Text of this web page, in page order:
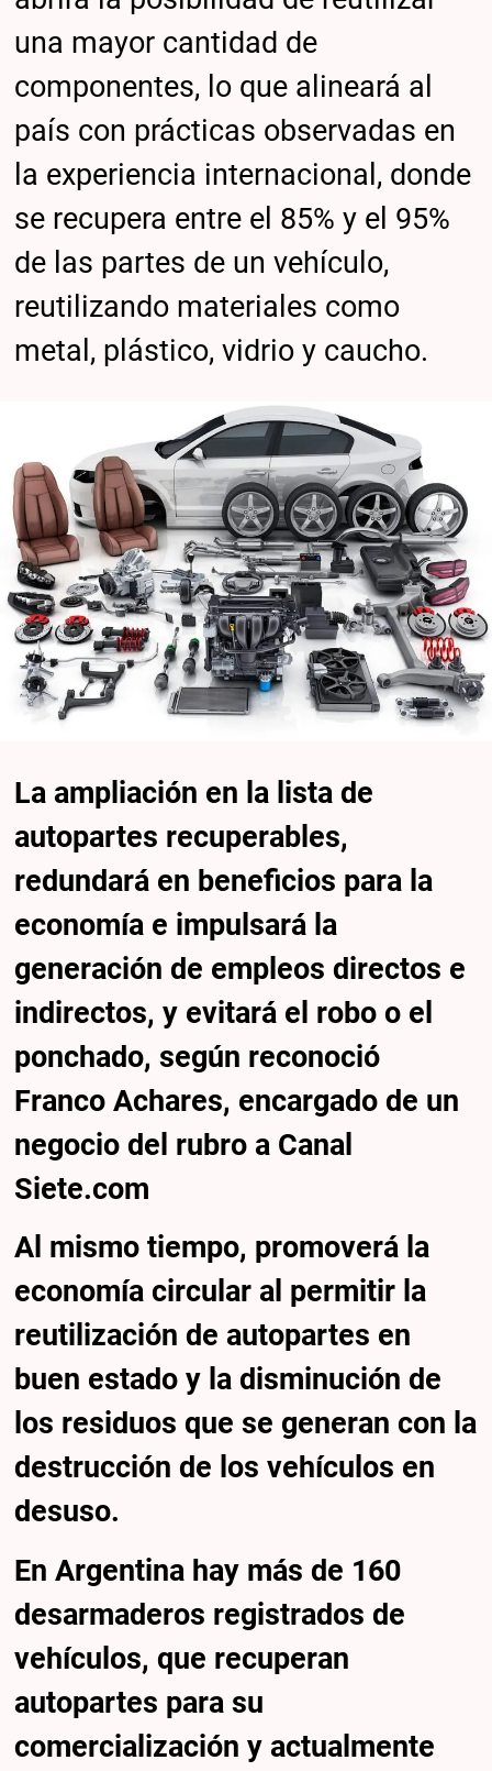
una mayor cantidad de
componentes, lo que alineará al
país con prácticas observadas en
la experiencia internacional, donde
se recupera entre el 85% y el 95%
de las partes de un vehículo,
reutilizando materiales como
metal, plástico, vidrio y caucho.
La ampliación en la lista de
autopartes recuperables,
redundará en beneficios para la
economía e impulsará la
generación de empleos directos e
indirectos, y evitará el robo o el
ponchado, según reconoció
Franco Achares, encargado de un
negocio del rubro a Canal
Siete.com
Al mismo tiempo, promoverá la
economía circular al permitir la
reutilización de autopartes en
buen estado y la disminución de
los residuos que se generan con la
destrucción de los vehículos en
desuso.
En Argentina hay más de 160
desarmaderos registrados de
vehículos, que recuperan
autopartes para su
comercialización y actualmente